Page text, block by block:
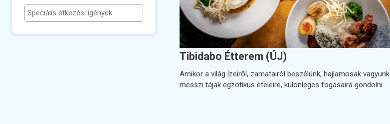
Tibidabo Étterem (ÚJ)
Amikor a világ ízeiről, zamatairól beszélünk, hajlamosak vagyunk
messzi tájak egzotikus ételeire, különleges fogásaira gondolni.